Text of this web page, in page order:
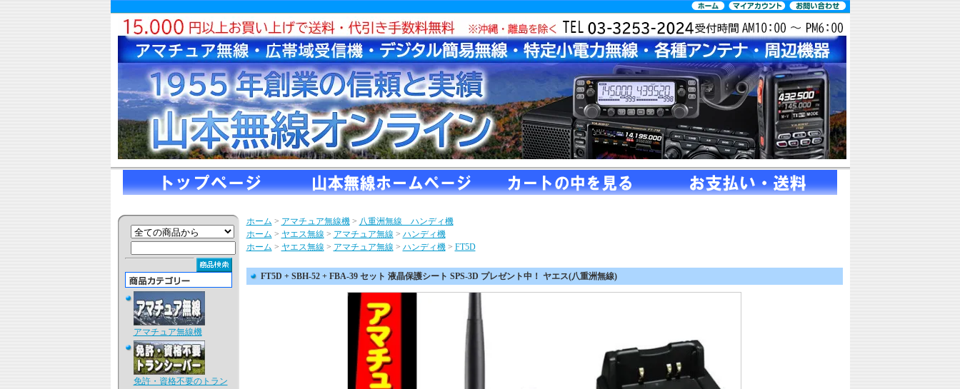
アマチュア無線機
免許・資格不要のトラン
ホーム > アマチュア無線機> 八重洲無線 ハンディ機
ホーム > ヤエス無線 > アマチュア無線 > ハンディ機
ホーム > ヤエス無線 > アマチュア無線 > ハンディ機 > FT5D
FT5D + SBH-52 + FBA-39 セット 液晶保護シート SPS-3D プレゼント中！ ヤエス(八重洲無線)